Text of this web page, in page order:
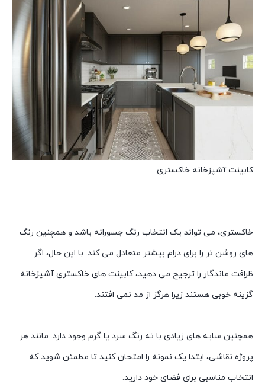
کابینت آشپزخانه خاکستری
خاکستری، می تواند یک انتخاب رنگ جسورانه باشد و همچنین رنگ
های روشن تر را برای درام بیشتر متعادل می کند. با این حال، اگر
ظرافت ماندگار را ترجیح می دهید، کابینت های خاکستری آشپزخانه
گزینه خوبی هستند زیرا هرگز از مد نمی افتند.
همچنین سایه های زیادی با ته رنگ سرد یا گرم وجود دارد. مانند هر
پروژه نقاشی، ابتدا یک نمونه را امتحان کنید تا مطمئن شوید که
انتخاب مناسبی برای فضای خود دارید.